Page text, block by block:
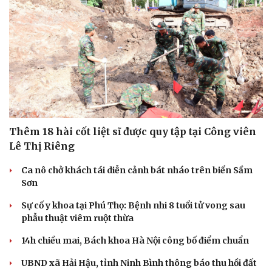
Thêm 18 hài cốt liệt sĩ được quy tập tại Công viên
Lê Thị Riêng
Ca nô chở khách tái diễn cảnh bát nháo trên biển Sầm
Sơn
Sự cố y khoa tại Phú Thọ: Bệnh nhi 8 tuổi tử vong sau
phẫu thuật viêm ruột thừa
14h chiều mai, Bách khoa Hà Nội công bố điểm chuẩn
UBND xã Hải Hậu, tỉnh Ninh Bình thông báo thu hồi đất